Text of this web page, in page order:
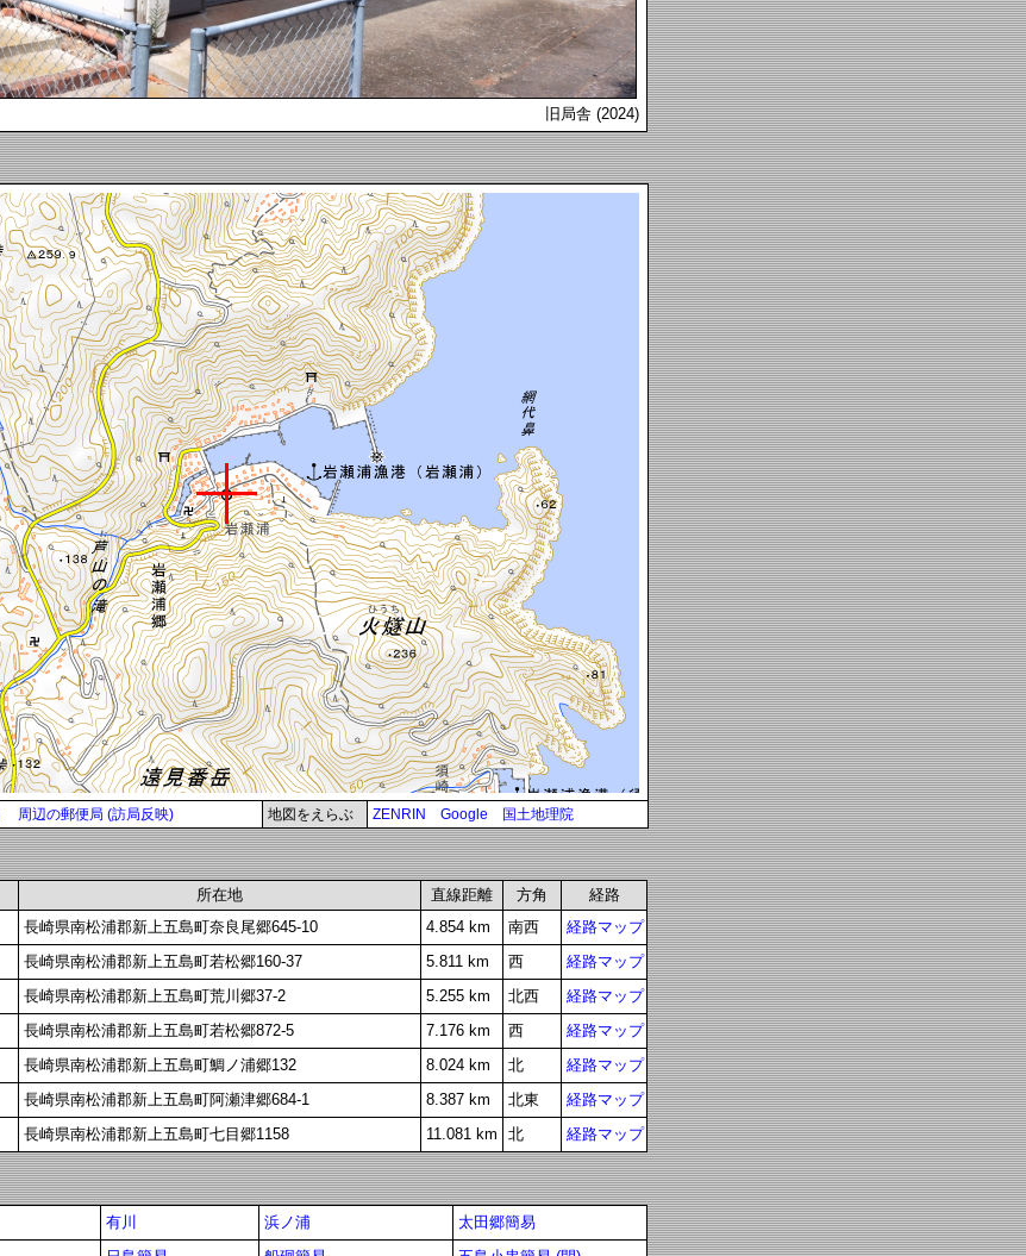
旧局舎 (2024)
周辺の郵便局 (訪局反映) 地図をえらぶ ZENRIN Google 国土地理院
所在地 直線距離 方角
経路
長崎県南松浦郡新上五島町奈良尾郷645-10 4.854 km 南西
経路マップ
長崎県南松浦郡新上五島町若松郷160-37 5.811 km 西
経路マップ
長崎県南松浦郡新上五島町荒川郷37-2 5.255 km 北西
経路マップ
長崎県南松浦郡新上五島町若松郷872-5 7.176 km 西
経路マップ
長崎県南松浦郡新上五島町鯛ノ浦郷132 8.024 km 北
経路マップ
長崎県南松浦郡新上五島町阿瀬津郷684-1 8.387 km 北東
経路マップ
長崎県南松浦郡新上五島町七目郷1158 11.081 km 北 経路マップ
有川 浜ノ浦
太田郷簡易